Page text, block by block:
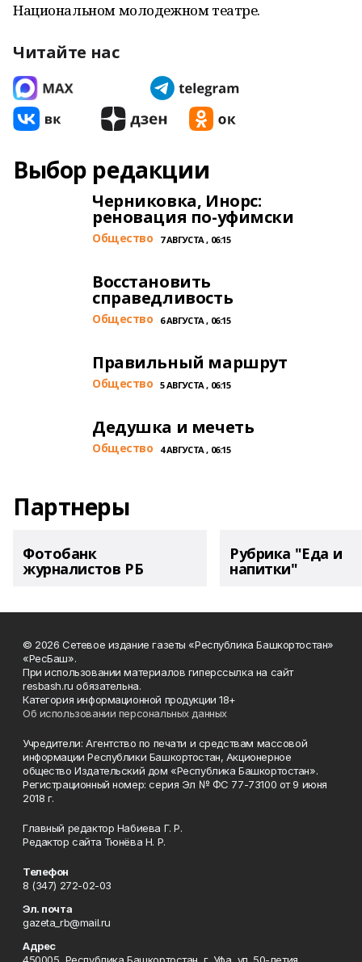
Национальном молодежном театре.
Читайте нас
Выбор редакции
Черниковка, Инорс:
реновация по-уфимски
Общество 7 АВГУСТА , 06:15
Восстановить
справедливость
Общество 6 АВГУСТА , 06:15
Правильный маршрут
Общество 5 АВГУСТА , 06:15
Дедушка и мечеть
Общество 4 АВГУСТА , 06:15
Партнеры
Фотобанк
журналистов РБ
Рубрика "Еда и
напитки"
© 2026 Сетевое издание газеты «Республика Башкортостан»
«РесБаш».
При использовании материалов гиперссылка на сайт
resbash.ru обязательна.
Категория информационной продукции 18+
Об использовании персональных данных
Учредители: Агентство по печати и средствам массовой
информации Республики Башкортостан, Акционерное
общество Издательский дом «Республика Башкортостан».
Регистрационный номер: серия Эл № ФС 77-73100 от 9 июня
2018 г.
Главный редактор Набиева Г. Р.
Редактор сайта Тюнёва Н. Р.
Телефон
8 (347) 272-02-03
Эл. почта
gazeta_rb@mail.ru
Адрес